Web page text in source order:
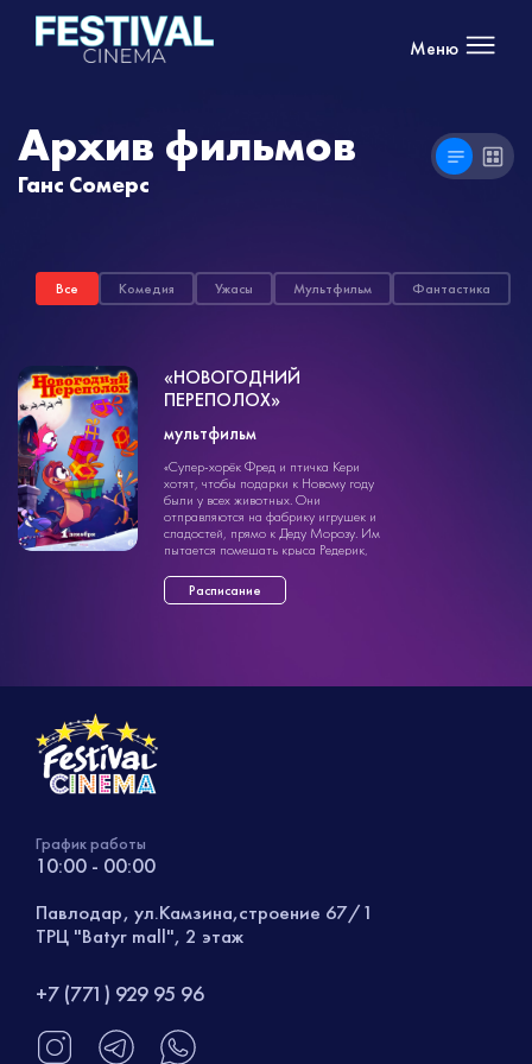
Меню
Архив фильмов
Ганс Сомерс
Все Комедия Ужасы Мультфильм Фантастика
мультфильм
1ч. 4мин.
12+
«НОВОГОДНИЙ
ПЕРЕПОЛОХ»
мультфильм
«Супер-хорёк Фред и птичка Кери
хотят, чтобы подарки к Новому году
были у всех животных. Они
отправляются на фабрику игрушек и
сладостей, прямо к Деду Морозу. Им
пытается помешать крыса Редерик,
подарки у детей и ж ...»
Расписание
График работы
10:00 - 00:00
Павлодар, ул.Камзина,строение 67/1
ТРЦ "Batyr mall", 2 этаж
+7 (771) 929 95 96